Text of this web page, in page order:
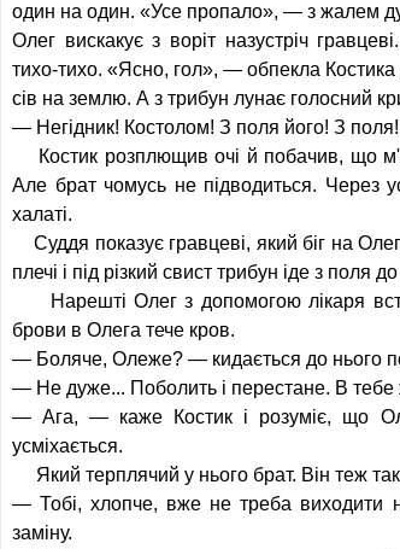
один на один. «Усе про­пало», — з жалем
Олег вискакує з воріт назустріч
тихо-тихо. «Ясно, гол», — обпекла
сів на землю. А з трибун лунає голосний
— Негідник! Костолом! З поля його! З поля!
Костик розплющив очі й побачив, що
Але брат чомусь не підво­диться. Через
халаті.
Суддя показує гравцеві, який біг на
плечі і під різкий свист трибун іде з поля
Нарешті Олег з допомогою лікаря
брови в Олега тече кров.
— Боляче, Олеже? — кидається до нього
— Не дуже... Поболить і перестане. В тебе
— Ага, — каже Костик і розуміє, що
усміхається.
Який терплячий у нього брат. Він теж
— Тобі, хлопче, вже не треба
заміну.